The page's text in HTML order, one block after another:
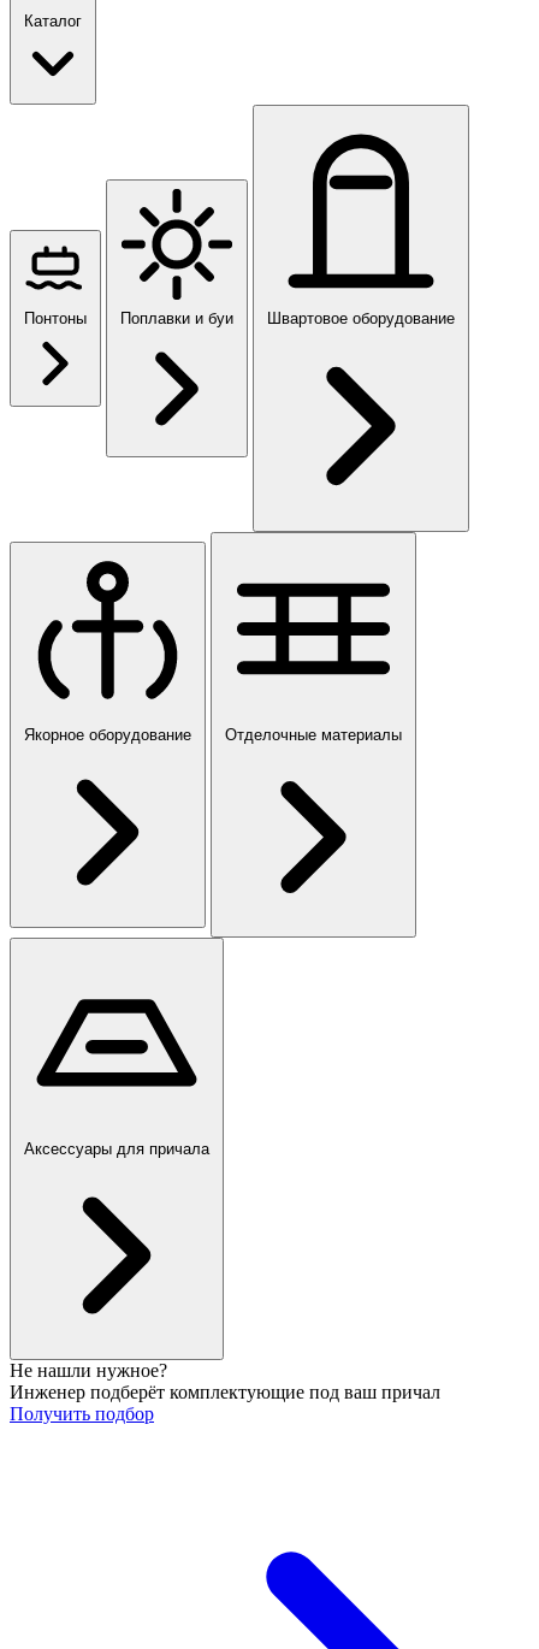
Каталог
Понтоны Поплавки и буи Швартовое оборудование
Якорное оборудование Отделочные материалы
Аксессуары для причала
Не нашли нужное?
Инженер подберёт комплектующие под ваш причал
Получить подбор